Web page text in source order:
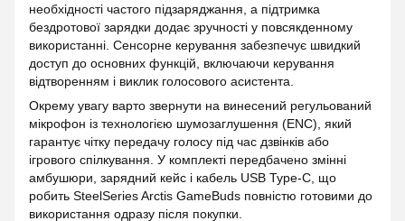
необхідності частого підзаряджання, а підтримка
бездротової зарядки додає зручності у повсякденному
використанні. Сенсорне керування забезпечує швидкий
доступ до основних функцій, включаючи керування
відтворенням і виклик голосового асистента.
Окрему увагу варто звернути на винесений регульований
мікрофон із технологією шумозаглушення (ENC), який
гарантує чітку передачу голосу під час дзвінків або
ігрового спілкування. У комплекті передбачено змінні
амбушюри, зарядний кейс і кабель USB Type-C, що
робить SteelSeries Arctis GameBuds повністю готовими до
використання одразу після покупки.